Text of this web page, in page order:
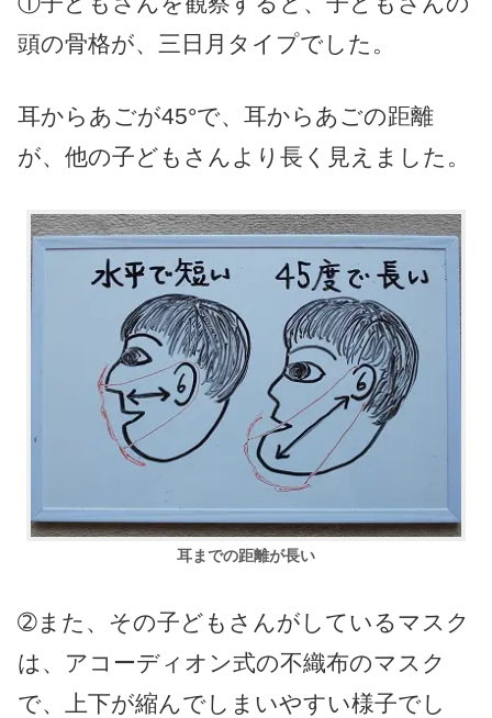
頭の骨格が、三日月タイプでした。
耳からあごが45°で、耳からあごの距離
が、他の子どもさんより長く見えました。
耳までの距離が長い
➁また、その子どもさんがしているマスク
は、アコーディオン式の不織布のマスク
で、上下が縮んでしまいやすい様子でし